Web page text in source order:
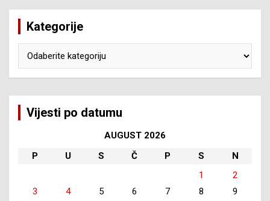
Kategorije
Vijesti po datumu
AUGUST 2026
P
U S Č P S
N
1
2
3
4 5 6 7 8
9